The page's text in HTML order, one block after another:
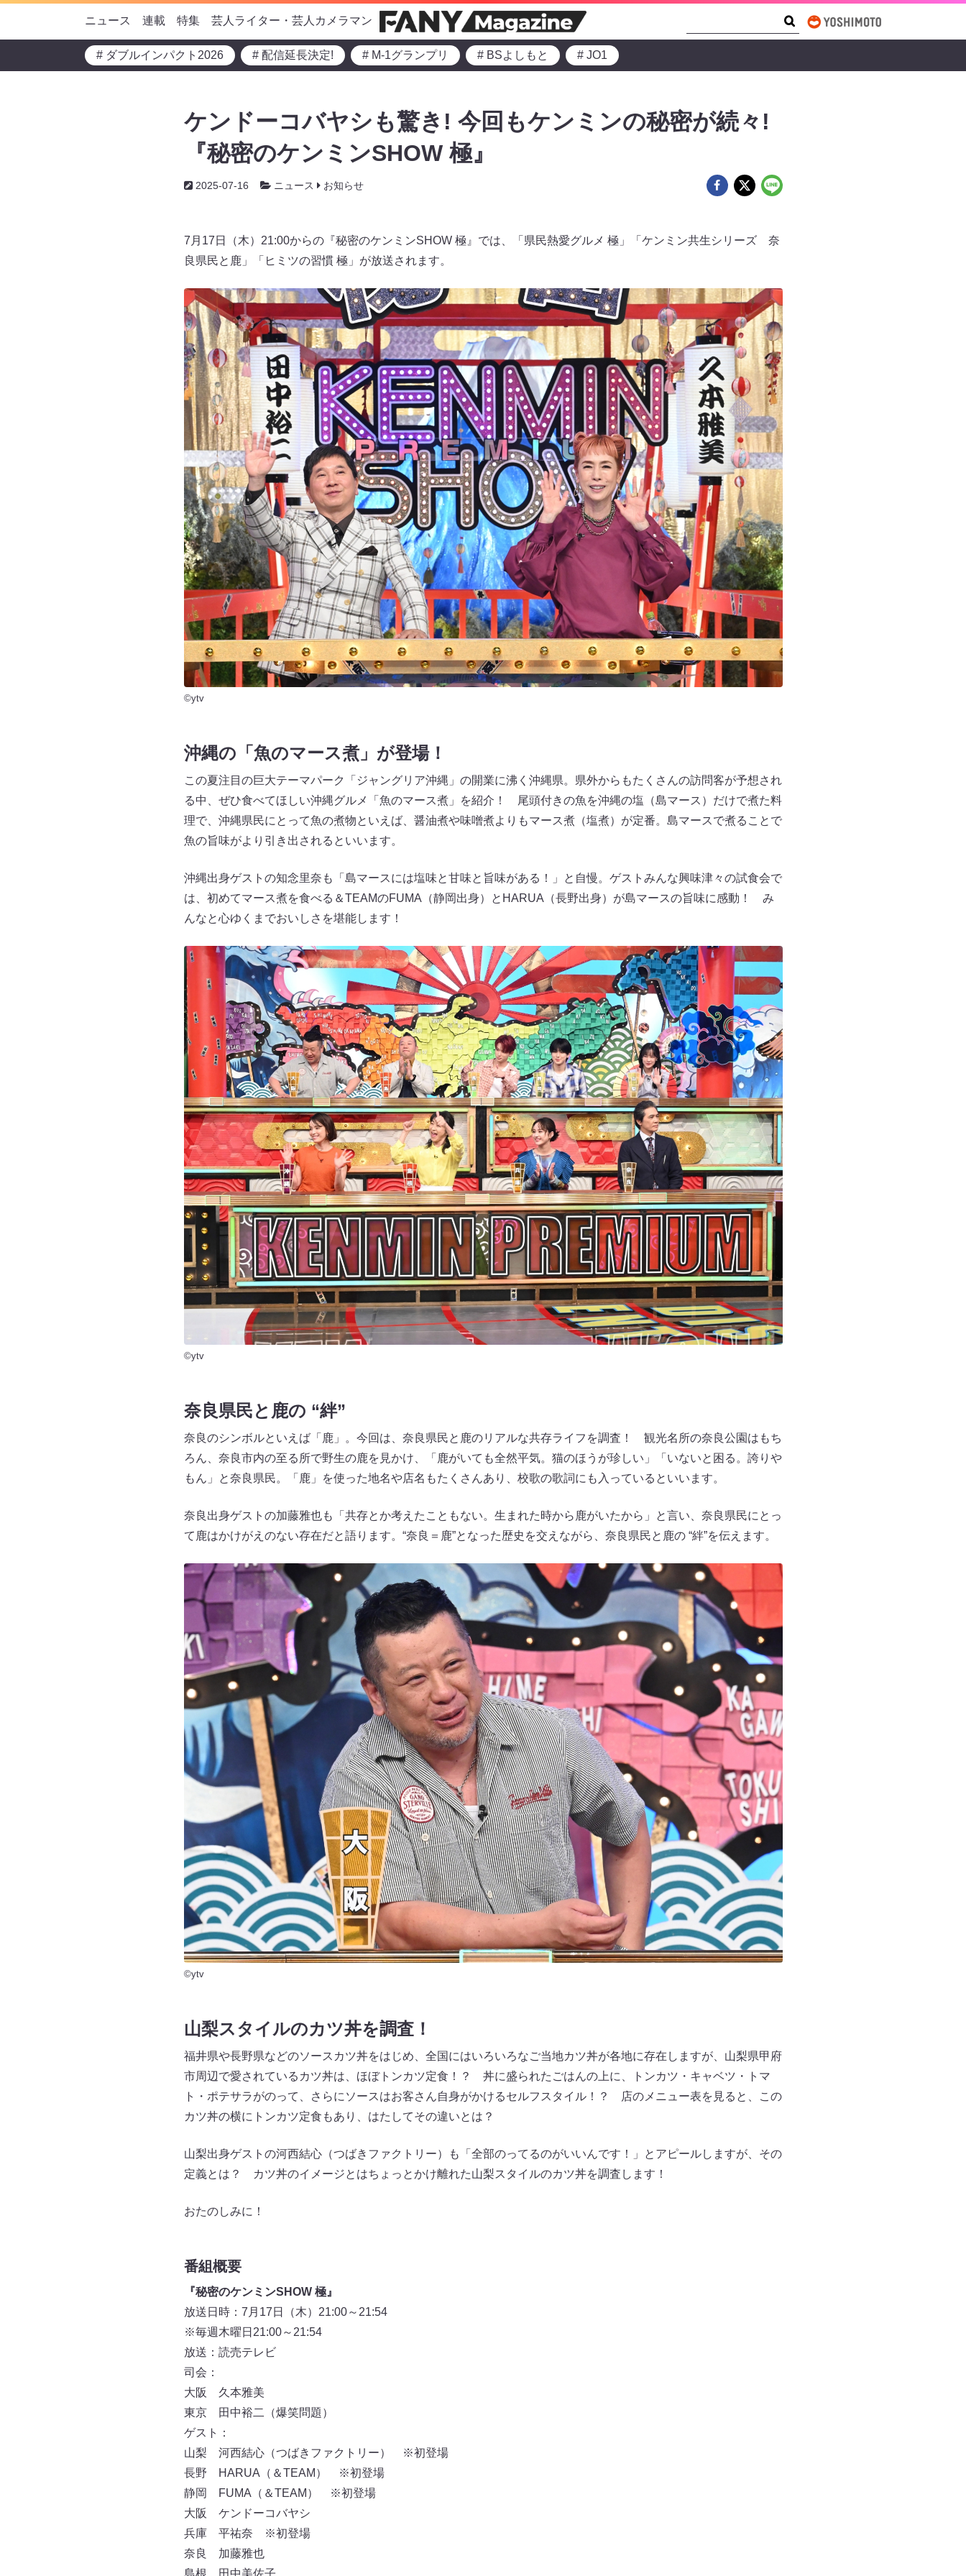
ニュース 連載 特集 芸人ライター・芸人カメラマン
# ダブルインパクト2026 # 配信延長決定! # M-1グランプリ # BSよしもと # JO1
ケンドーコバヤシも驚き! 今回もケンミンの秘密が続々!
『秘密のケンミンSHOW 極』
2025-07-16 ニュース お知らせ
7月17日（木）21:00からの『秘密のケンミンSHOW 極』では、「県民熱愛グルメ 極」「ケンミン共生シリーズ 奈
良県民と鹿」「ヒミツの習慣 極」が放送されます。
©ytv
沖縄の「魚のマース煮」が登場！
この夏注目の巨大テーマパーク「ジャングリア沖縄」の開業に沸く沖縄県。県外からもたくさんの訪問客が予想され
る中、ぜひ食べてほしい沖縄グルメ「魚のマース煮」を紹介！ 尾頭付きの魚を沖縄の塩（島マース）だけで煮た料
理で、沖縄県民にとって魚の煮物といえば、醤油煮や味噌煮よりもマース煮（塩煮）が定番。島マースで煮ることで
魚の旨味がより引き出されるといいます。
沖縄出身ゲストの知念里奈も「島マースには塩味と甘味と旨味がある！」と自慢。ゲストみんな興味津々の試食会で
は、初めてマース煮を食べる＆TEAMのFUMA（静岡出身）とHARUA（長野出身）が島マースの旨味に感動！ み
んなと心ゆくまでおいしさを堪能します！
©ytv
奈良県民と鹿の “絆”
奈良のシンボルといえば「鹿」。今回は、奈良県民と鹿のリアルな共存ライフを調査！ 観光名所の奈良公園はもち
ろん、奈良市内の至る所で野生の鹿を見かけ、「鹿がいても全然平気。猫のほうが珍しい」「いないと困る。誇りや
もん」と奈良県民。「鹿」を使った地名や店名もたくさんあり、校歌の歌詞にも入っているといいます。
奈良出身ゲストの加藤雅也も「共存とか考えたこともない。生まれた時から鹿がいたから」と言い、奈良県民にとっ
て鹿はかけがえのない存在だと語ります。“奈良＝鹿”となった歴史を交えながら、奈良県民と鹿の “絆”を伝えます。
©ytv
山梨スタイルのカツ丼を調査！
福井県や長野県などのソースカツ丼をはじめ、全国にはいろいろなご当地カツ丼が各地に存在しますが、山梨県甲府
市周辺で愛されているカツ丼は、ほぼトンカツ定食！？ 丼に盛られたごはんの上に、トンカツ・キャベツ・トマ
ト・ポテサラがのって、さらにソースはお客さん自身がかけるセルフスタイル！？ 店のメニュー表を見ると、この
カツ丼の横にトンカツ定食もあり、はたしてその違いとは？
山梨出身ゲストの河西結心（つばきファクトリー）も「全部のってるのがいいんです！」とアピールしますが、その
定義とは？ カツ丼のイメージとはちょっとかけ離れた山梨スタイルのカツ丼を調査します！
おたのしみに！
番組概要
『秘密のケンミンSHOW 極』
放送日時：7月17日（木）21:00～21:54
※毎週木曜日21:00～21:54
放送：読売テレビ
司会：
大阪 久本雅美
東京 田中裕二（爆笑問題）
ゲスト：
山梨 河西結心（つばきファクトリー） ※初登場
長野 HARUA（＆TEAM） ※初登場
静岡 FUMA（＆TEAM） ※初登場
大阪 ケンドーコバヤシ
兵庫 平祐奈 ※初登場
奈良 加藤雅也
島根 田中美佐子